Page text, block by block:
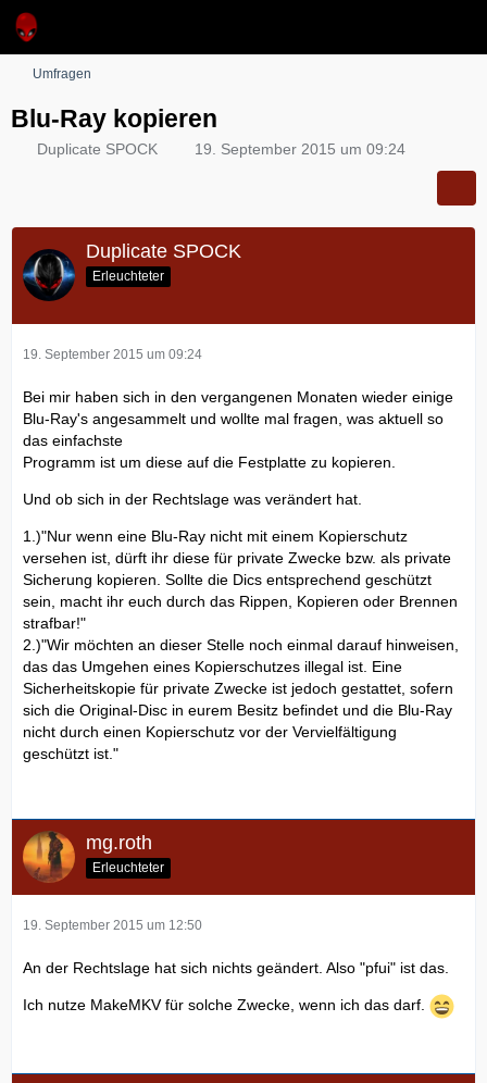
Umfragen
Blu-Ray kopieren
Duplicate SPOCK 19. September 2015 um 09:24
Duplicate SPOCK
Erleuchteter
19. September 2015 um 09:24
Bei mir haben sich in den vergangenen Monaten wieder einige
Blu-Ray's angesammelt und wollte mal fragen, was aktuell so
das einfachste
Programm ist um diese auf die Festplatte zu kopieren.
Und ob sich in der Rechtslage was verändert hat.
1.)"Nur wenn eine Blu-Ray nicht mit einem Kopierschutz
versehen ist, dürft ihr diese für private Zwecke bzw. als private
Sicherung kopieren. Sollte die Dics entsprechend geschützt
sein, macht ihr euch durch das Rippen, Kopieren oder Brennen
strafbar!"
2.)"Wir möchten an dieser Stelle noch einmal darauf hinweisen,
das das Umgehen eines Kopierschutzes illegal ist. Eine
Sicherheitskopie für private Zwecke ist jedoch gestattet, sofern
sich die Original-Disc in eurem Besitz befindet und die Blu-Ray
nicht durch einen Kopierschutz vor der Vervielfältigung
geschützt ist."
mg.roth
Erleuchteter
19. September 2015 um 12:50
An der Rechtslage hat sich nichts geändert. Also "pfui" ist das.
Ich nutze MakeMKV für solche Zwecke, wenn ich das darf.